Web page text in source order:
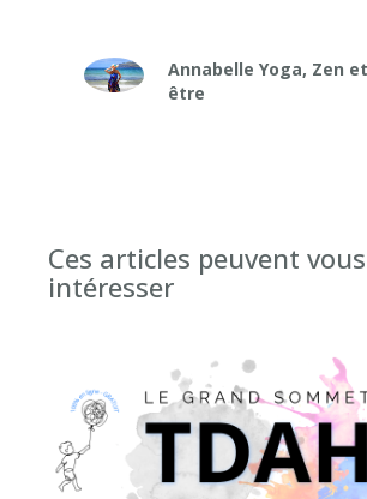
Annabelle Yoga, Zen
être
Ces articles peuvent vous
intéresser